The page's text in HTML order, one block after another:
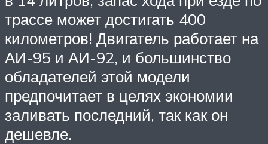
трассе может достигать 400
километров! Двигатель работает на
АИ-95 и АИ-92, и большинство
обладателей этой модели
предпочитает в целях экономии
заливать последний, так как он
дешевле.